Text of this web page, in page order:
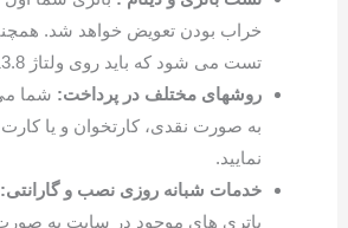
خراب بودن تعویض خواهد شد.
تست می شود که باید روی ولتاژ 13.8 الی 14.5 باشد.
روشهای مختلف در پرداخت: شما می
به صورت نقدی، کارتخوان و یا
نمایید.
خدمات شبانه روزی نصب و گارانتی:
باتری های موجود در سایت به